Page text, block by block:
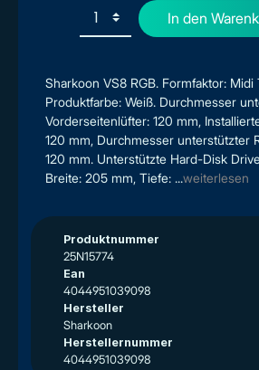
Sharkoon VS8 RGB. Formfaktor: Midi
Produktfarbe: Weiß. Durchmesser
Vorderseitenlüfter: 120 mm,
120 mm, Durchmesser unterstützter
120 mm. Unterstützte Hard-Disk
Breite: 205 mm, Tiefe: ...weiterlesen
Produktnummer
25N15774
Ean
4044951039098
Hersteller
Sharkoon
Herstellernummer
4044951039098
In den